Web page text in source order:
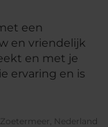
een
en vriendelijk
en met je
ervaring en is
Zoetermeer, Nederland